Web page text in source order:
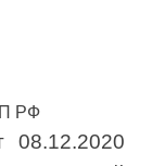
08.12.2020